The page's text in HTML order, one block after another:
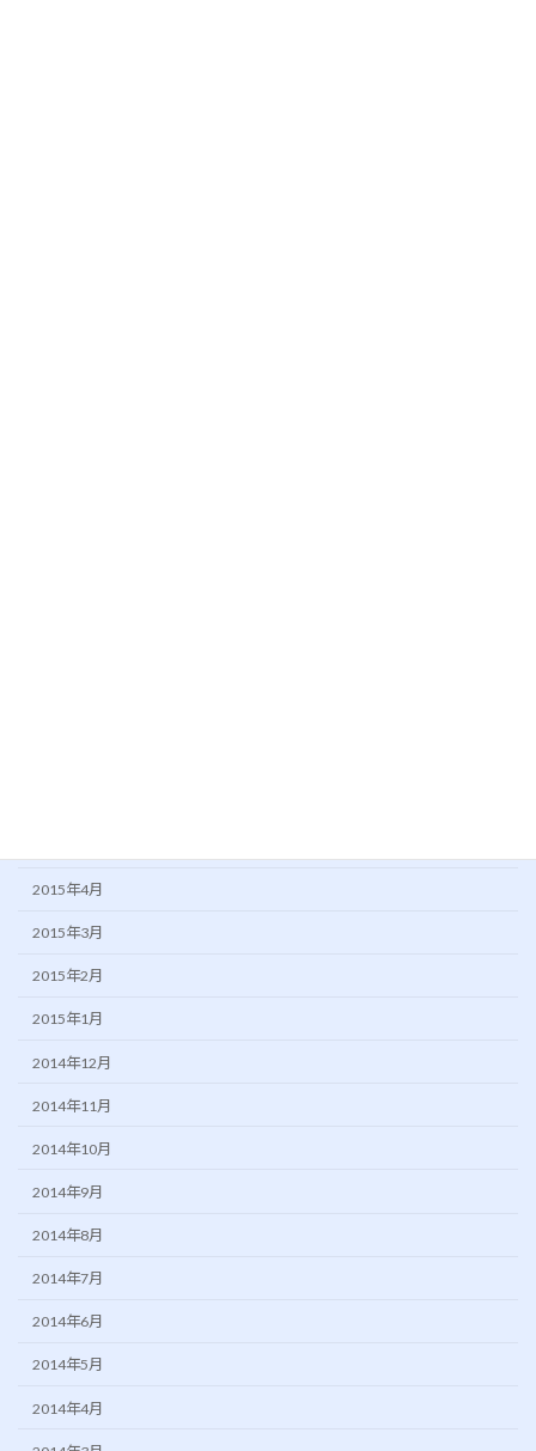
2015年4月
2015年3月
2015年2月
2015年1月
2014年12月
2014年11月
2014年10月
2014年9月
2014年8月
2014年7月
2014年6月
2014年5月
2014年4月